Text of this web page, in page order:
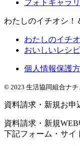
フォトギャラ
わたしのイチオシ！
わたしのイチオ
おいしいレシピ
個人情報保護
© 2023 生活協同組合ナ
資料請求・新規お申
資料請求・新規
下記フォーム・サイ